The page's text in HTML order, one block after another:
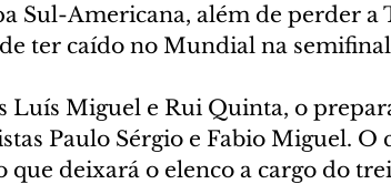
Sul-Americana, além de perder a
ter caído no Mundial na
Luís Miguel e Rui Quinta, o
Paulo Sérgio e Fabio Miguel. O
que deixará o elenco a cargo do